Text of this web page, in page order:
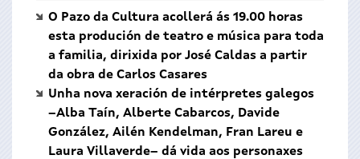
O Pazo da Cultura acollerá ás 19.00 horas
esta produción de teatro e música para toda
a familia, dirixida por José Caldas a partir
da obra de Carlos Casares
Unha nova xeración de intérpretes galegos
–Alba Taín, Alberte Cabarcos, Davide
González, Ailén Kendelman, Fran Lareu e
Laura Villaverde– dá vida aos personaxes